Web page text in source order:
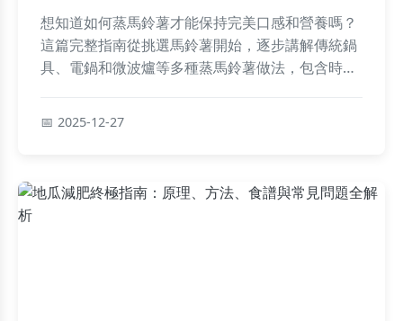
想知道如何蒸馬鈴薯才能保持完美口感和營養嗎？
這篇完整指南從挑選馬鈴薯開始，逐步講解傳統鍋
具、電鍋和微波爐等多種蒸馬鈴薯做法，包含時間
2025-12-27